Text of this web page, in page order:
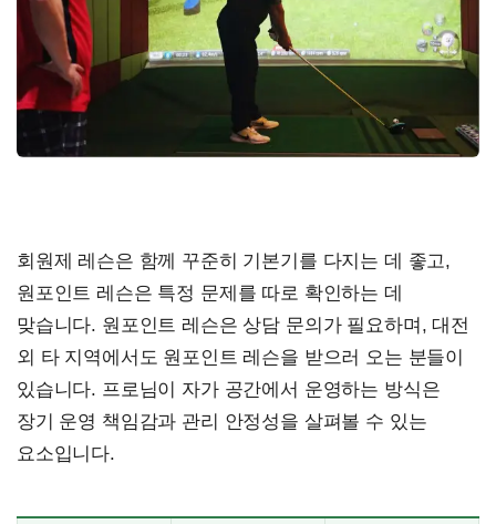
회원제 레슨은 함께 꾸준히 기본기를 다지는 데 좋고,
원포인트 레슨은 특정 문제를 따로 확인하는 데
맞습니다. 원포인트 레슨은 상담 문의가 필요하며, 대전
외 타 지역에서도 원포인트 레슨을 받으러 오는 분들이
있습니다. 프로님이 자가 공간에서 운영하는 방식은
장기 운영 책임감과 관리 안정성을 살펴볼 수 있는
요소입니다.